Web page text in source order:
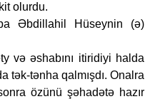
olurdu.
Əbdillahil Hüseynin (ə)
və əshabını itiridiyi halda
tək-tənha qalmışdı. Onalra
özünü şəhadətə hazır